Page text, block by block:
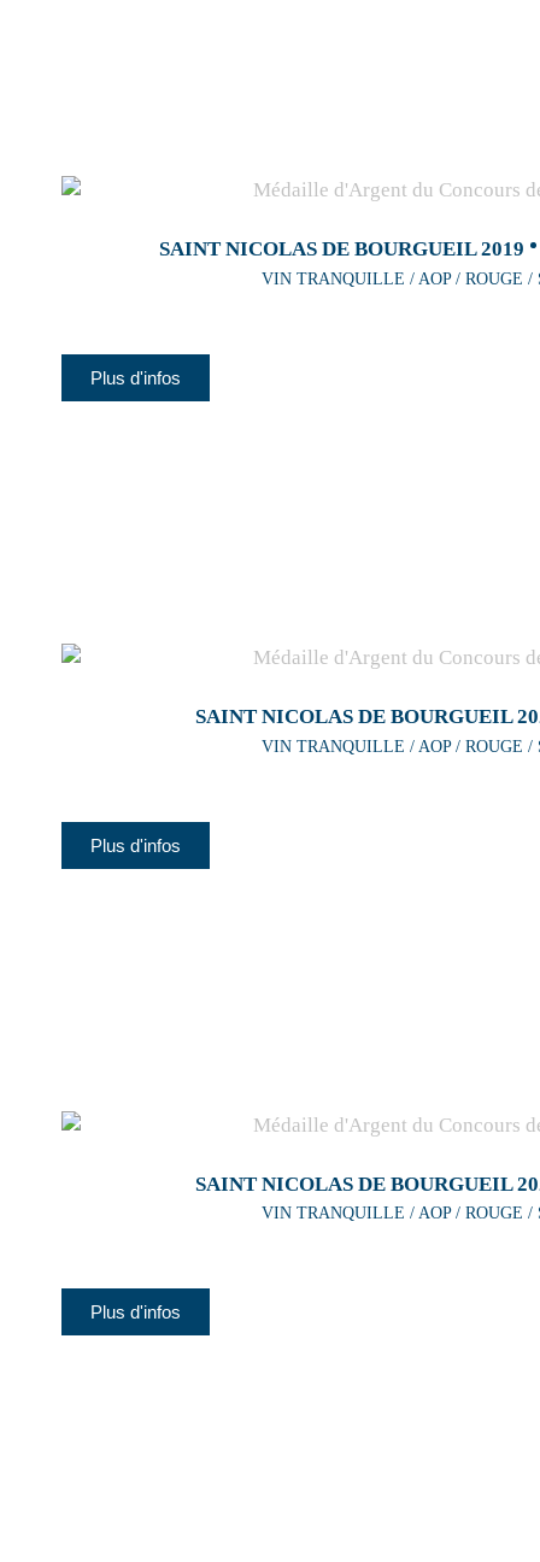
SAINT NICOLAS DE BOURGUEIL 2019
VIN TRANQUILLE / AOP / ROUGE /
Plus d'infos
SAINT NICOLAS DE BOURGUEIL
VIN TRANQUILLE / AOP / ROUGE /
Plus d'infos
SAINT NICOLAS DE BOURGUEIL
VIN TRANQUILLE / AOP / ROUGE /
Plus d'infos